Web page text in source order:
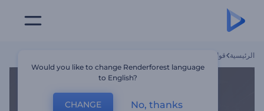
الرئيسية قوالب
Would you like to change Renderforest language
to English?
CHANGE No, thanks